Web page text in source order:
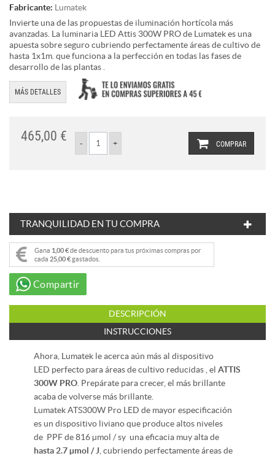
Fabricante: Lumatek
Invierte una de las propuestas de iluminación hortícola más
avanzadas. La luminaria LED Attis 300W PRO de Lumatek es una
apuesta sobre seguro cubriendo perfectamente áreas de cultivo de
hasta 1x1m. que funciona a la perfección en todas las fases de
desarrollo de las plantas .
MÁS DETALLES
465,00 €
COMPRAR
TRANQUILIDAD EN TU COMPRA
Gana 1,00 €de descuento para tus próximas compras por
cada 25,00 €gastados.
Compartir
DESCRIPCIÓN
INSTRUCCIONES
Ahora, Lumatek le acerca aún más al dispositivo
LED perfecto para áreas de cultivo reducidas , el ATTIS
300W PRO . Prepárate para crecer, el más brillante
acaba de volverse más brillante.
Lumatek ATS300W Pro LED de mayor especificación
es un dispositivo liviano que produce altos niveles
de PPF de 816 µmol / sy una eficacia muy alta de
hasta 2.7 µmol / J , cubriendo perfectamente áreas de